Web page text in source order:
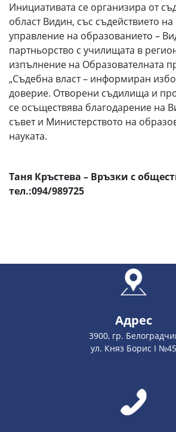
Инициативата се организира от
област Видин, със съдействието
управление на образованието –
партньорство с училищата в
изпълнение на Образователната
„Съдебна власт – информиран
доверие. Отворени съдилища и
се осъществява благодарение на
съвет и Министерството на
науката.
Таня Кръстева – Връзки с
тел.:094/989725
Адрес
3900, гр.
ул. Княз Борис І №45